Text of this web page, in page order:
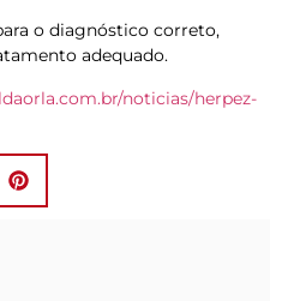
o diagnóstico correto,
adequado.
noticias/herpez-